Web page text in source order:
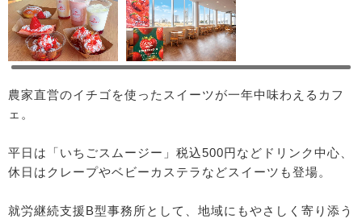
農家直営のイチゴを使ったスイーツが一年中味わえるカフ
ェ。
平日は「いちごスムージー」税込500円などドリンク中心、
休日はクレープやベビーカステラなどスイーツも登場。
就労継続支援B型事務所として、地域にもやさしく寄り添う